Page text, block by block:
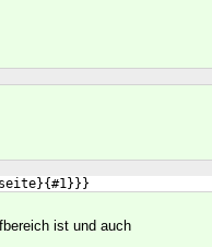
}{#1}}}
ist und auch